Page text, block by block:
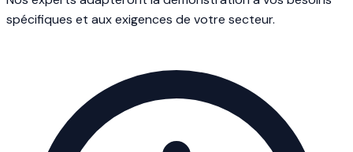
spécifiques et aux exigences de votre secteur.